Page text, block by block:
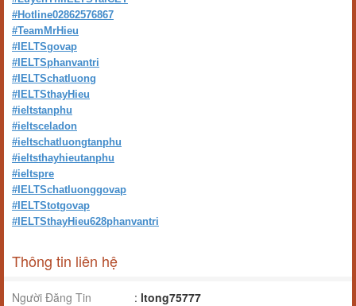
#Hotline02862576867
#TeamMrHieu
#IELTSgovap
#IELTSphanvantri
#IELTSchatluong
#IELTSthayHieu
#ieltstanphu
#ieltsceladon
#ieltschatluongtanphu
#ieltsthayhieutanphu
#ieltspre
#IELTSchatluonggovap
#IELTStotgovap
#IELTSthayHieu628phanvantri
Thông tin liên hệ
Người Đăng Tin : ltong75777